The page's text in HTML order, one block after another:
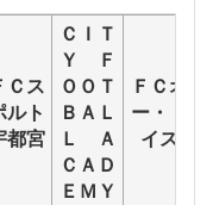
Ｃス
ルト
都宮
ＣＩＴ
Ｙ Ｆ
ＯＯＴ
ＢＡＬ
Ｌ Ａ
ＣＡＤ
ＥＭＹ
ＦＣオ
ー・ド
イス